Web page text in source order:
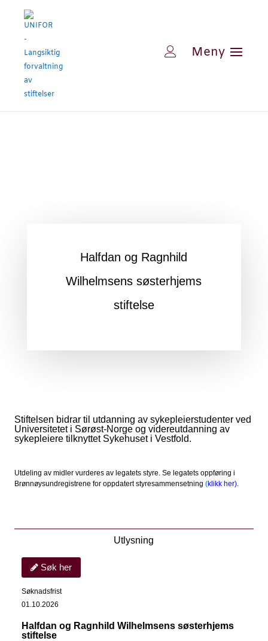
Halfdan og Ragnhild
Wilhelmsens søsterhjems
stiftelse
Stiftelsen bidrar til utdanning av sykepleierstudenter ved
Universitetet i Sørøst-Norge og videreutdanning av
sykepleiere tilknyttet Sykehuset i Vestfold.
Utdeling av midler vurderes av legatets styre. Se legatets oppføring i
Brønnøysundregistrene for oppdatert styresammensetning (klikk her).
Utlysning
Søk her
Søknadsfrist
01.10.2026
Halfdan og Ragnhild Wilhelmsens søsterhjems
stiftelse